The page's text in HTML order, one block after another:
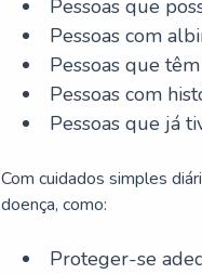
Pessoas que
Pessoas com
Pessoas que
Pessoas com
Pessoas que já
Com cuidados simples
doença, como:
Proteger-se